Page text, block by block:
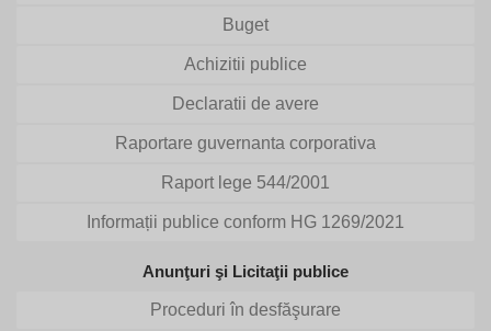
Buget
Achizitii publice
Declaratii de avere
Raportare guvernanta corporativa
Raport lege 544/2001
Informații publice conform HG 1269/2021
Anunţuri şi Licitaţii publice
Proceduri în desfăşurare